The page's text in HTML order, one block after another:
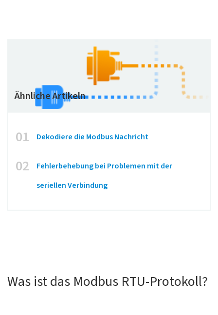
Ähnliche Artikeln
01 Dekodiere die Modbus Nachricht
02
Fehlerbehebung bei Problemen mit der
seriellen Verbindung
Was ist das Modbus RTU-Protokoll?